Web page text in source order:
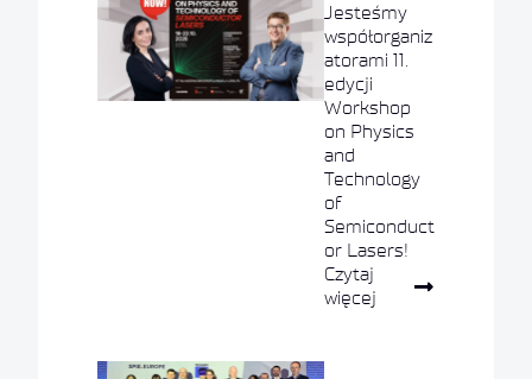
Jesteśmy
współorganiz
atorami 11.
edycji
Workshop
on Physics
and
Technology
of
Semiconduct
or Lasers!
Czytaj
więcej